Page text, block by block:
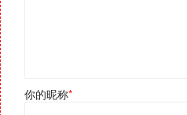
你的昵称*